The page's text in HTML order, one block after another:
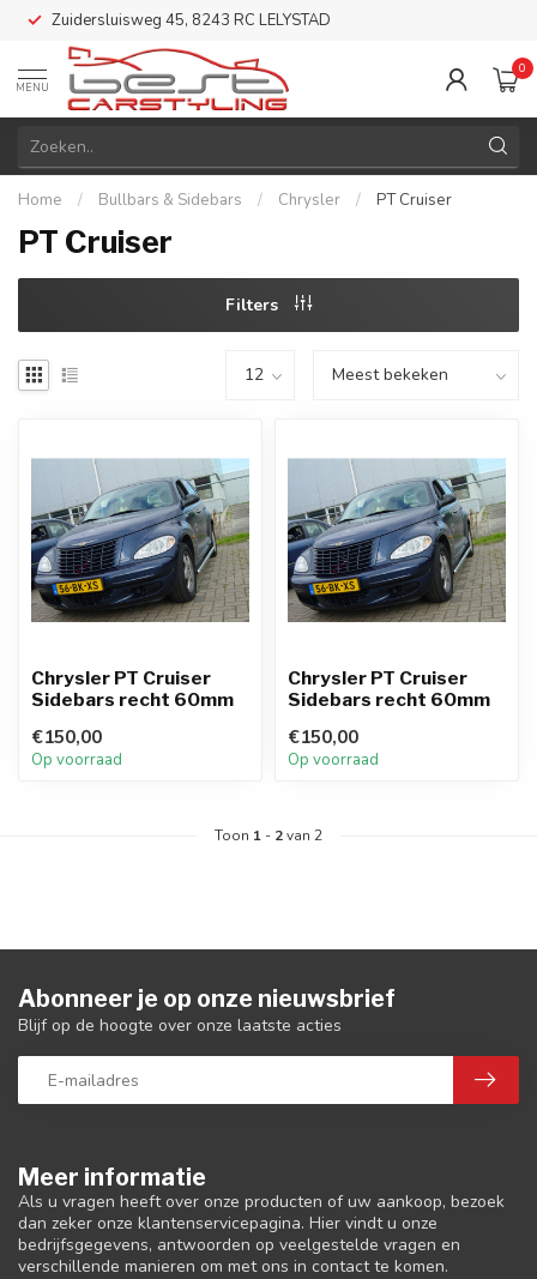
Zuidersluisweg 45, 8243 RC LELYSTAD
MENU
0
Home / Bullbars & Sidebars / Chrysler / PT Cruiser
PT Cruiser
Filters
Chrysler PT Cruiser
Sidebars recht 60mm
€150,00
Op voorraad
Chrysler PT Cruiser
Sidebars recht 60mm
€150,00
Op voorraad
Toon 1 - 2van 2
Meer informatie
Als u vragen heeft over onze producten of uw aankoop, bezoek
dan zeker onze klantenservicepagina. Hier vindt u onze
bedrijfsgegevens, antwoorden op veelgestelde vragen en
verschillende manieren om met ons in contact te komen.
Abonneer je op onze nieuwsbrief
Blijf op de hoogte over onze laatste acties